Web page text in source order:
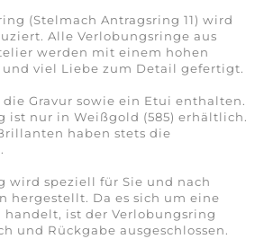
(Stelmach Antragsring 11) wird
Alle Verlobungsringe aus
werden mit einem hohen
viel Liebe zum Detail gefertigt.
Gravur sowie ein Etui enthalten.
ist nur in Weißgold (585) erhältlich.
haben stets die
wird speziell für Sie und nach
hergestellt. Da es sich um eine
handelt, ist der Verlobungsring
und Rückgabe ausgeschlossen.